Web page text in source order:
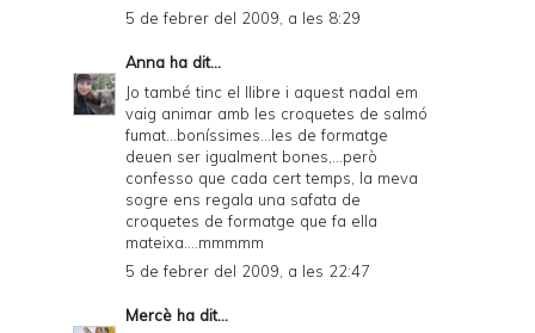
5 de febrer del 2009, a les 8:29
Anna ha dit...
Jo també tinc el llibre i aquest nadal em
vaig animar amb les croquetes de salmó
fumat...boníssimes...les de formatge
deuen ser igualment bones,...però
confesso que cada cert temps, la meva
sogre ens regala una safata de
croquetes de formatge que fa ella
mateixa....mmmmm
5 de febrer del 2009, a les 22:47
Mercè ha dit...